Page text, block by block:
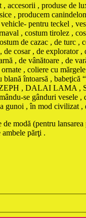
, produse de
, producem
pentru teckel ,
, costum tirolez ,
de cazac , de turc ,
cosar , de explorator ,
, de vânătoare , de
, coliere cu
întoarsă , babeţică
, DALAI
se gânduri vesele
, în mod civilizat
modă (pentru
ambele părţi .